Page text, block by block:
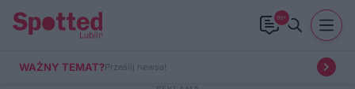
99+
WAŻNY TEMAT?Prześlij newsa!